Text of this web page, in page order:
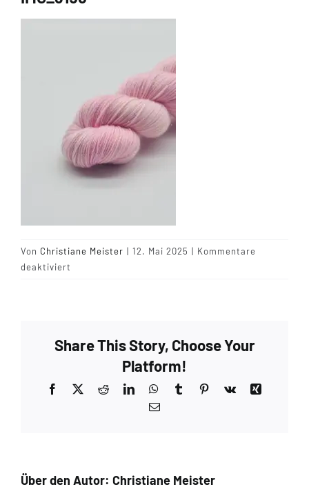
Wollfestivals
Von Christiane Meister | 12. Mai 2025 | Kommentare
deaktiviert
Share This Story, Choose Your
Platform!
Facebook Reddit LinkedInWhatsApp
TumblrPinterest
Vk
E-
Über den Autor: Christiane Meister